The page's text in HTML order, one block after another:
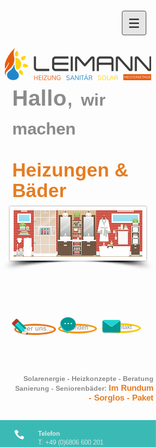
Hallo, wir
machen
Heizungen &
Bäder
Kunden Kontakt
Solarenergie - Heizkonzepte - Beratung
Sanierung - Seniorenbäder: Im Rundum
- Sorglos - Paket
Über uns...
Telefon
T: +49 (0)6806 600 201